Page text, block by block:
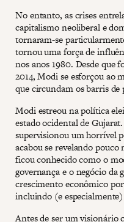
No entanto, as crises
capitalismo neoliberal e
tornaram-se
tornou uma força de
nos anos 1980. Desde
2014, Modi se esforçou ao
que circundam os barris
Modi estreou na política
estado ocidental de
supervisionou um horrível
acabou se revelando
ficou conhecido como o
governança e o negócio da
crescimento econômico
incluindo (e
Antes de ser um visionário